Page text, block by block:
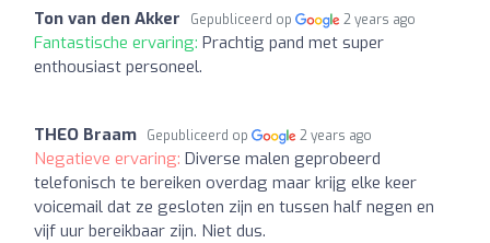
Ton van den Akker Gepubliceerd op 2 years ago
Fantastische ervaring: Prachtig pand met super
enthousiast personeel.
THEO Braam Gepubliceerd op 2 years ago
Negatieve ervaring: Diverse malen geprobeerd
telefonisch te bereiken overdag maar krijg elke keer
voicemail dat ze gesloten zijn en tussen half negen en
vijf uur bereikbaar zijn. Niet dus.